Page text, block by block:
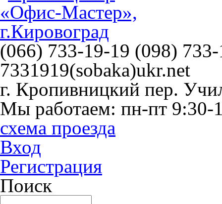
(066) 733-19-19 (098)
7331919(sobaka)ukr.net
г. Кропивницкий пер.
Мы работаем: пн-пт 9:30-
схема проезда
Вход
Регистрация
Поиск